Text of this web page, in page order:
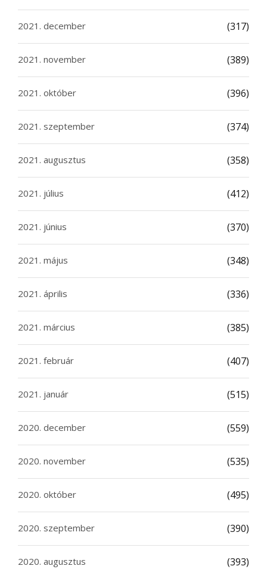
2021. december (317)
2021. november (389)
2021. október (396)
2021. szeptember (374)
2021. augusztus (358)
2021. július (412)
2021. június (370)
2021. május (348)
2021. április (336)
2021. március (385)
2021. február (407)
2021. január (515)
2020. december (559)
2020. november (535)
2020. október (495)
2020. szeptember (390)
2020. augusztus (393)